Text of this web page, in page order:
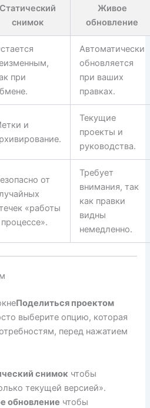
Статический
снимок
Живое
обновление
при
Автоматически
обновляется
при ваших
правках.
и
Текущие
проекты и
руководства.
от
«работы
процессе».
Требует
внимания, так
как правки
видны
немедленно.
Поделиться проектом
выберите опцию, которая
перед нажатием
снимок чтобы
текущей версией».
обновление чтобы